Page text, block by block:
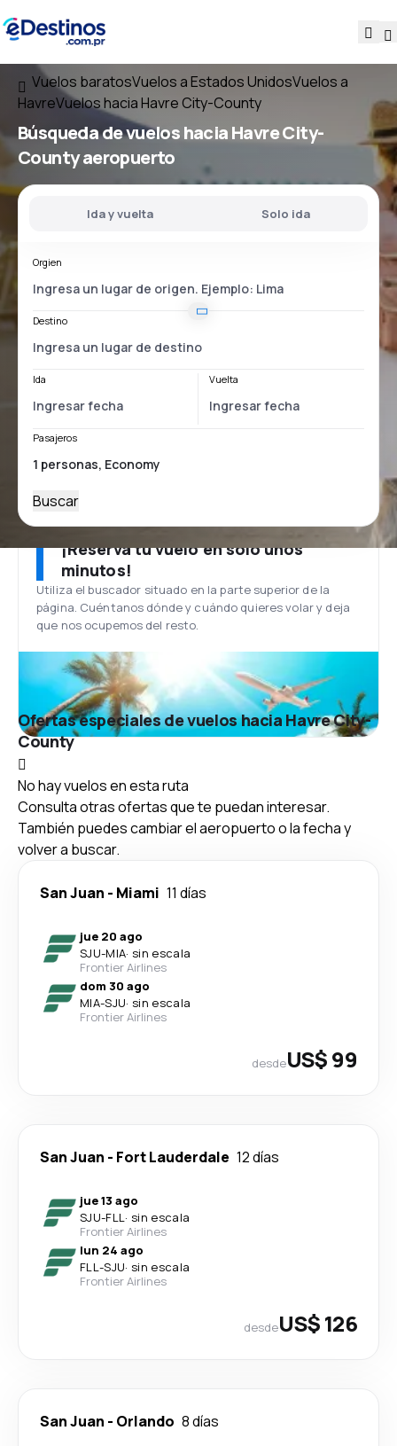
Vuelos baratosVuelos a Estados UnidosVuelos a
HavreVuelos hacia Havre City-County
Búsqueda de vueloshaciaHavre City-
Countyaeropuerto
Ida y vuelta Solo ida
Orgien
Destino
Ida Vuelta
Pasajeros
Buscar
¡Reserva tu vuelo en solo unos
minutos!
Utiliza el buscador situado en la parte superior de la
página. Cuéntanos dónde y cuándo quieres volar y deja
que nos ocupemos del resto.
Ofertas especiales de vuelos hacia Havre City-
County
No hay vuelos en esta ruta
Consulta otras ofertas que te puedan interesar.
También puedes cambiar el aeropuerto o la fecha y
volver a buscar.
San Juan - Miami 11 días
jue 20 ago
SJU-MIA· sin escala
Frontier Airlines
dom 30 ago
MIA-SJU· sin escala
Frontier Airlines
desdeUS$ 99
San Juan - Fort Lauderdale 12 días
jue 13 ago
SJU-FLL· sin escala
Frontier Airlines
lun 24 ago
FLL-SJU· sin escala
Frontier Airlines
desdeUS$ 126
San Juan - Orlando 8 días